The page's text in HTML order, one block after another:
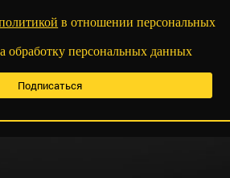
в отношении персональных
обработку персональных данных